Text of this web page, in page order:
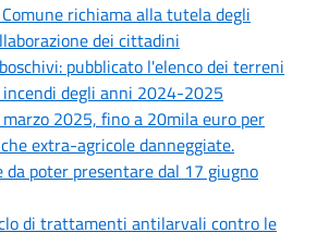
richiama alla tutela degli
dei cittadini
pubblicato l'elenco dei terreni
degli anni 2024-2025
2025, fino a 20mila euro per
extra-agricole danneggiate.
da poter presentare dal 17 giugno
di trattamenti antilarvali contro le